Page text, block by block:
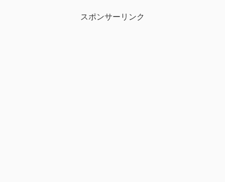
スポンサーリンク